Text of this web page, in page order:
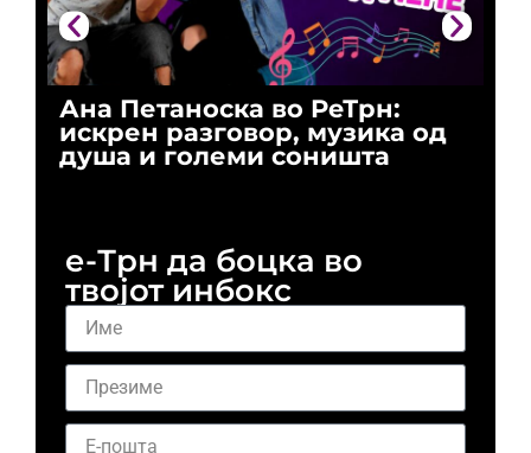
Ана Петаноска во РеТрн:
искрен разговор, музика од
душа и големи соништа
е-Трн да боцка во
твојот инбокс